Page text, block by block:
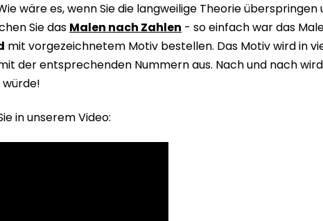
wäre es, wenn Sie die langweilige Theorie überspringen
Sie das Malen nach Zahlen - so einfach war das
mit vorgezeichnetem Motiv bestellen. Das Motiv wird in
der entsprechenden Nummern aus. Nach und nach
in unserem Video: